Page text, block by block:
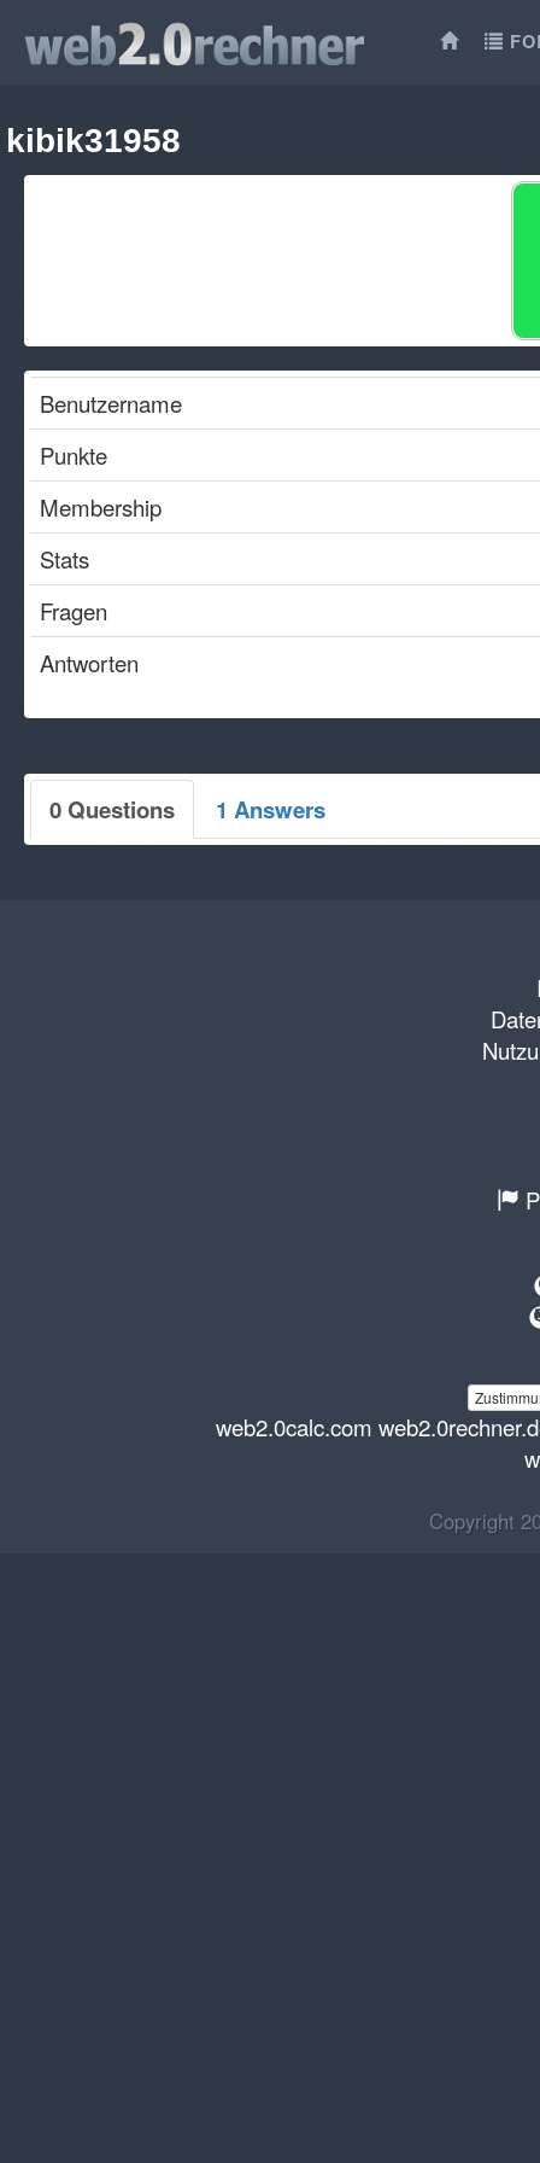
kibik31958
Benutzername
Punkte
Membership
Stats
Fragen
Antworten
0 Questions 1 Answers
web2.0calc.com
Copyright